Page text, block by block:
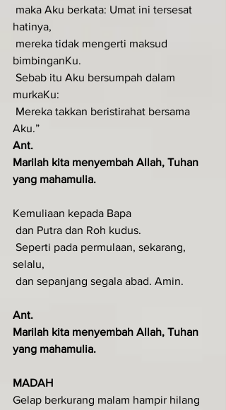
hatinya,
bimbinganKu.
murkaKu:
Aku.”
Ant.
Marilah kita menyembah Allah, Tuhan
yang mahamulia.
Kemuliaan kepada Bapa
dan Putra dan Roh kudus.
selalu,
dan sepanjang segala abad. Amin.
Ant.
Marilah kita menyembah Allah, Tuhan
yang mahamulia.
MADAH
Gelap berkurang malam hampir hilang